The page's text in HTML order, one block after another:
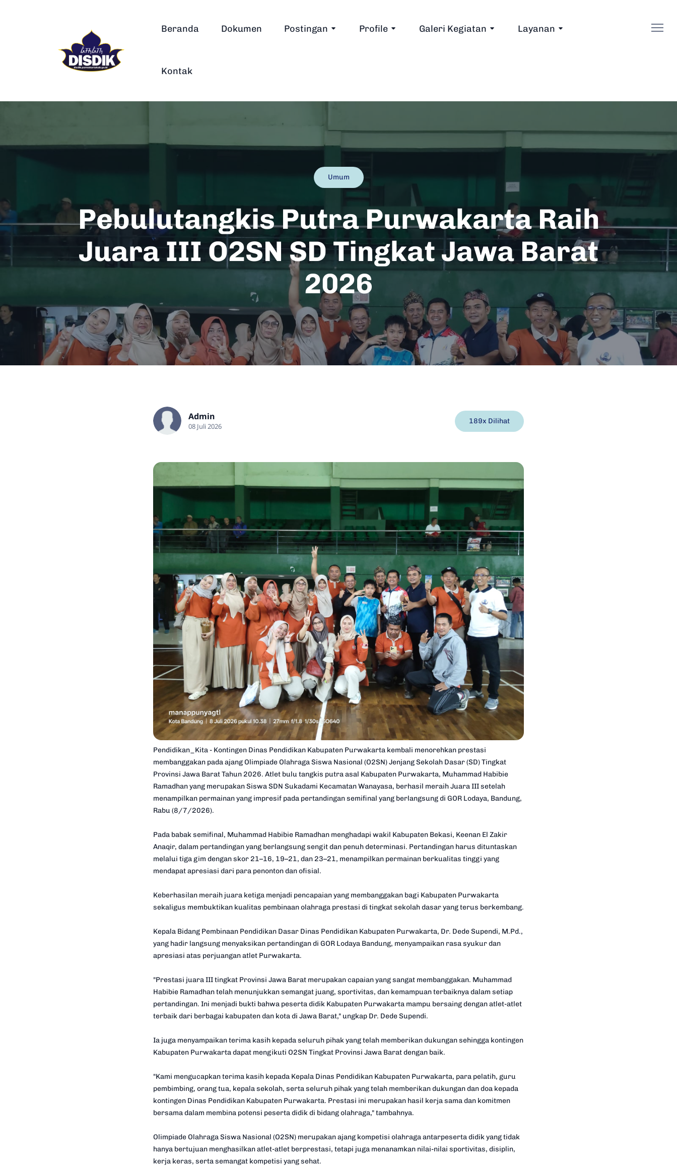
Beranda Dokumen Postingan Profile Galeri Kegiatan Layanan
Kontak
Umum
Pebulutangkis Putra Purwakarta Raih
Juara III O2SN SD Tingkat Jawa Barat
2026
Admin
08 Juli 2026
189x Dilihat
Pendidikan_Kita - Kontingen Dinas Pendidikan Kabupaten Purwakarta kembali menorehkan prestasi
membanggakan pada ajang Olimpiade Olahraga Siswa Nasional (O2SN) Jenjang Sekolah Dasar (SD) Tingkat
Provinsi Jawa Barat Tahun 2026. Atlet bulu tangkis putra asal Kabupaten Purwakarta, Muhammad Habibie
Ramadhan yang merupakan Siswa SDN Sukadami Kecamatan Wanayasa, berhasil meraih Juara III setelah
menampilkan permainan yang impresif pada pertandingan semifinal yang berlangsung di GOR Lodaya, Bandung,
Rabu (8/7/2026).
Pada babak semifinal, Muhammad Habibie Ramadhan menghadapi wakil Kabupaten Bekasi, Keenan El Zakir
Anaqir, dalam pertandingan yang berlangsung sengit dan penuh determinasi. Pertandingan harus dituntaskan
melalui tiga gim dengan skor 21–16, 19–21, dan 23–21, menampilkan permainan berkualitas tinggi yang
mendapat apresiasi dari para penonton dan ofisial.
Keberhasilan meraih juara ketiga menjadi pencapaian yang membanggakan bagi Kabupaten Purwakarta
sekaligus membuktikan kualitas pembinaan olahraga prestasi di tingkat sekolah dasar yang terus berkembang.
Kepala Bidang Pembinaan Pendidikan Dasar Dinas Pendidikan Kabupaten Purwakarta, Dr. Dede Supendi, M.Pd.,
yang hadir langsung menyaksikan pertandingan di GOR Lodaya Bandung, menyampaikan rasa syukur dan
apresiasi atas perjuangan atlet Purwakarta.
"Prestasi juara III tingkat Provinsi Jawa Barat merupakan capaian yang sangat membanggakan. Muhammad
Habibie Ramadhan telah menunjukkan semangat juang, sportivitas, dan kemampuan terbaiknya dalam setiap
pertandingan. Ini menjadi bukti bahwa peserta didik Kabupaten Purwakarta mampu bersaing dengan atlet-atlet
terbaik dari berbagai kabupaten dan kota di Jawa Barat," ungkap Dr. Dede Supendi.
Ia juga menyampaikan terima kasih kepada seluruh pihak yang telah memberikan dukungan sehingga kontingen
Kabupaten Purwakarta dapat mengikuti O2SN Tingkat Provinsi Jawa Barat dengan baik.
"Kami mengucapkan terima kasih kepada Kepala Dinas Pendidikan Kabupaten Purwakarta, para pelatih, guru
pembimbing, orang tua, kepala sekolah, serta seluruh pihak yang telah memberikan dukungan dan doa kepada
kontingen Dinas Pendidikan Kabupaten Purwakarta. Prestasi ini merupakan hasil kerja sama dan komitmen
bersama dalam membina potensi peserta didik di bidang olahraga," tambahnya.
Olimpiade Olahraga Siswa Nasional (O2SN) merupakan ajang kompetisi olahraga antarpeserta didik yang tidak
hanya bertujuan menghasilkan atlet-atlet berprestasi, tetapi juga menanamkan nilai-nilai sportivitas, disiplin,
kerja keras, serta semangat kompetisi yang sehat.